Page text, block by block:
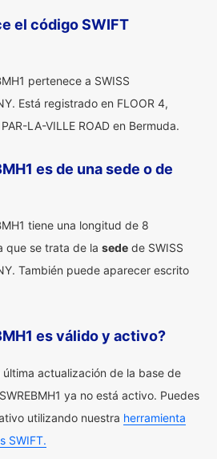
el código SWIFT
pertenece a SWISS
Está registrado en FLOOR 4,
LA-VILLE ROAD en Bermuda.
es de una sede o de
tiene una longitud de 8
que se trata de la sede de SWISS
También puede aparecer escrito
es válido y activo?
actualización de la base de
ya no está activo. Puedes
utilizando nuestra herramienta
SWIFT.